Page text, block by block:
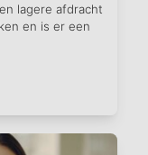
lagere afdracht
en is er een